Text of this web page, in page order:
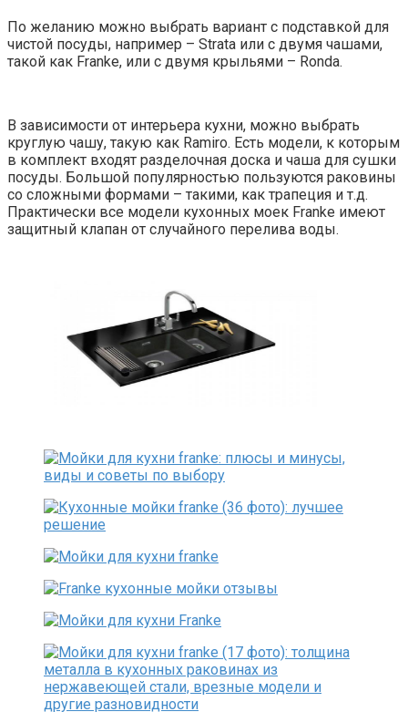
По желанию можно выбрать вариант с подставкой для
чистой посуды, например – Strata или с двумя чашами,
такой как Franke, или с двумя крыльями – Ronda.
В зависимости от интерьера кухни, можно выбрать
круглую чашу, такую как Ramiro. Есть модели, к которым
в комплект входят разделочная доска и чаша для сушки
посуды. Большой популярностью пользуются раковины
со сложными формами – такими, как трапеция и т.д.
Практически все модели кухонных моек Franke имеют
защитный клапан от случайного перелива воды.